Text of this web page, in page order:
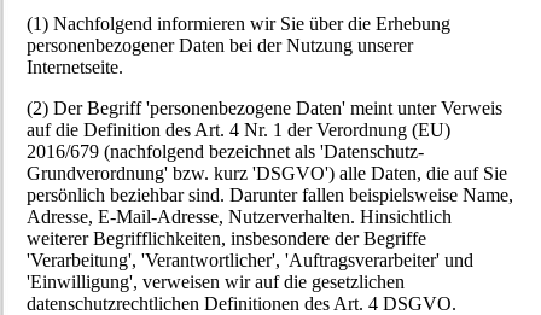
(1) Nachfolgend informieren wir Sie über die Erhebung
personenbezogener Daten bei der Nutzung unserer
Internetseite.
(2) Der Begriff 'personenbezogene Daten' meint unter Verweis
auf die Definition des Art. 4 Nr. 1 der Verordnung (EU)
2016/679 (nachfolgend bezeichnet als 'Datenschutz-
Grundverordnung' bzw. kurz 'DSGVO') alle Daten, die auf Sie
persönlich beziehbar sind. Darunter fallen beispielsweise Name,
Adresse, E-Mail-Adresse, Nutzerverhalten. Hinsichtlich
weiterer Begrifflichkeiten, insbesondere der Begriffe
'Verarbeitung', 'Verantwortlicher', 'Auftragsverarbeiter' und
'Einwilligung', verweisen wir auf die gesetzlichen
datenschutzrechtlichen Definitionen des Art. 4 DSGVO.